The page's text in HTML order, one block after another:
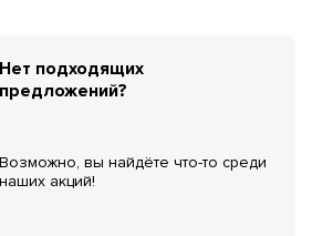
Нет подходящих
предложений?
Возможно, вы найдёте что-то среди
наших акций!